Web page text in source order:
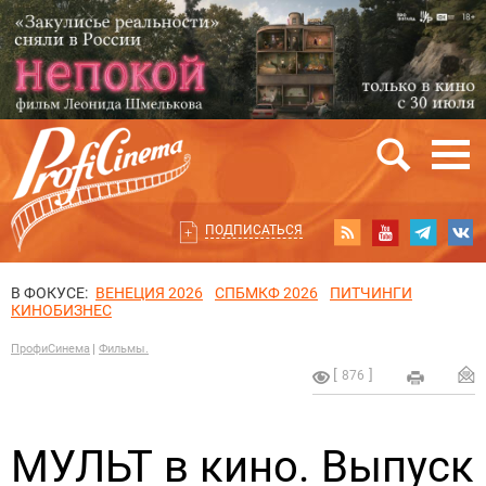
ПОДПИСАТЬСЯ
В ФОКУСЕ: ВЕНЕЦИЯ 2026 СПБМКФ 2026
ПИТЧИНГИ
КИНОБИЗНЕС
ПрофиСинема Фильмы.
876
МУЛЬТ в кино. Выпуск